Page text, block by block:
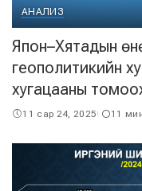
АНАЛИЗ
Япон–Хятадын
геополитикийн
хугацааны
11 сар 24, 2025 11